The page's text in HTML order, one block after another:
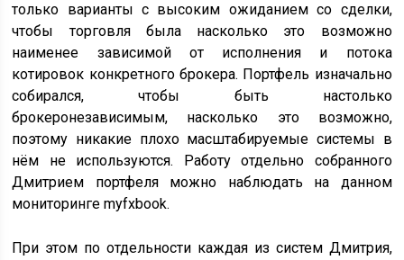
только варианты с высоким ожиданием со сделки,
чтобы торговля была насколько это возможно
наименее зависимой от исполнения и потока
котировок конкретного брокера. Портфель изначально
собирался, чтобы быть настолько
брокеронезависимым, насколько это возможно,
поэтому никакие плохо масштабируемые системы в
нём не используются. Работу отдельно собранного
Дмитрием портфеля можно наблюдать на данном
мониторинге myfxbook.
При этом по отдельности каждая из систем Дмитрия,